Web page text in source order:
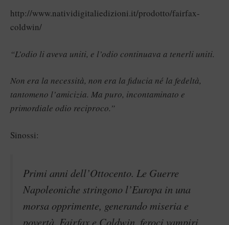
http://www.natividigitaliedizioni.it/prodotto/fairfax-
coldwin/
“L’odio li aveva uniti, e l’odio continuava a tenerli uniti.
Non era la necessità, non era la fiducia né la fedeltà,
tantomeno l’amicizia. Ma puro, incontaminato e
primordiale odio reciproco.”
Sinossi:
Primi anni dell’Ottocento. Le Guerre
Napoleoniche stringono l’Europa in una
morsa opprimente, generando miseria e
povertà. Fairfax e Coldwin, feroci vampiri